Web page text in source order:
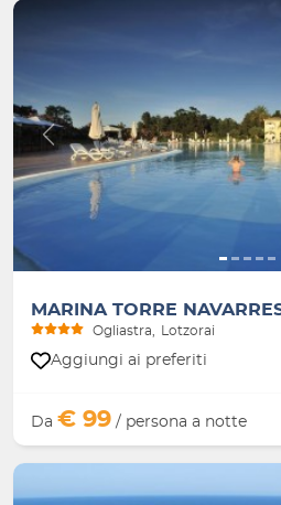
Indietro
MARINA TORRE
Ogliastra Lotzorai
Aggiungi ai preferiti
Da € 99 / persona a notte